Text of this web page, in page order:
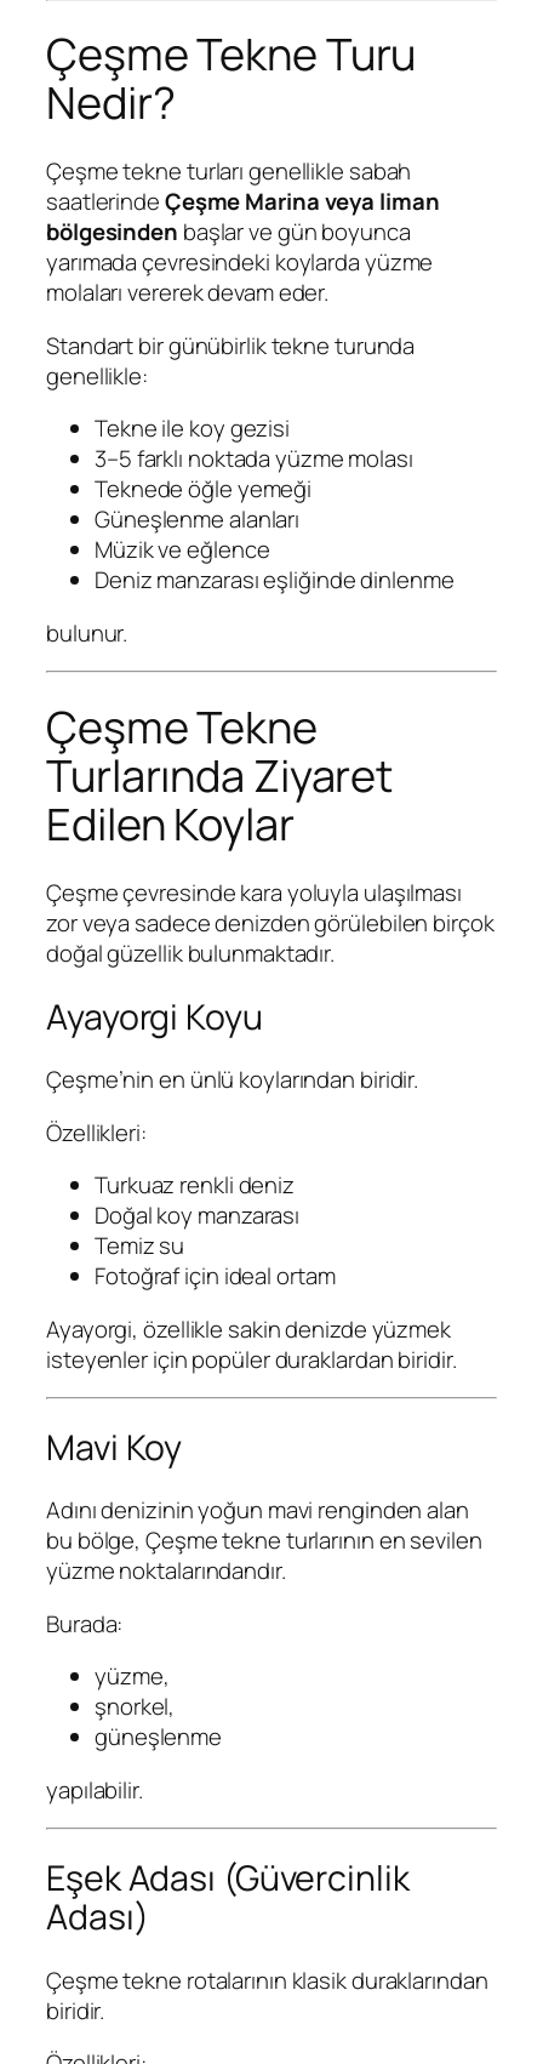
Çeşme Tekne Turu
Nedir?
Çeşme tekne turları genellikle sabah
saatlerindeÇeşme Marina veya liman
bölgesinden başlar ve gün boyunca
yarımada çevresindeki koylarda yüzme
molaları vererek devam eder.
Standart bir günübirlik tekne turunda
genellikle:
Tekne ile koy gezisi
3–5 farklı noktada yüzme molası
Teknede öğle yemeği
Güneşlenme alanları
Müzik ve eğlence
Deniz manzarası eşliğinde dinlenme
bulunur.
Çeşme Tekne
Turlarında Ziyaret
Edilen Koylar
Çeşme çevresinde kara yoluyla ulaşılması
zor veya sadece denizden görülebilen birçok
doğal güzellik bulunmaktadır.
Ayayorgi Koyu
Çeşme’nin en ünlü koylarından biridir.
Özellikleri:
Turkuaz renkli deniz
Doğal koy manzarası
Temiz su
Fotoğraf için ideal ortam
Ayayorgi, özellikle sakin denizde yüzmek
isteyenler için popüler duraklardan biridir.
Mavi Koy
Adını denizinin yoğun mavi renginden alan
bu bölge, Çeşme tekne turlarının en sevilen
yüzme noktalarındandır.
Burada:
yüzme,
şnorkel,
güneşlenme
yapılabilir.
Eşek Adası (Güvercinlik
Adası)
Çeşme tekne rotalarının klasik duraklarından
biridir.